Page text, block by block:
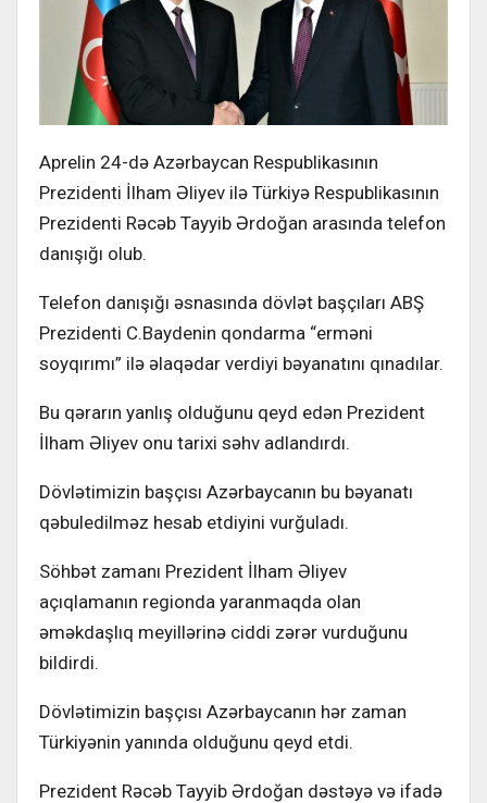
Aprelin 24-də Azərbaycan Respublikasının
Prezidenti İlham Əliyev ilə Türkiyə Respublikasının
Prezidenti Rəcəb Tayyib Ərdoğan arasında telefon
danışığı olub.
Telefon danışığı əsnasında dövlət başçıları ABŞ
Prezidenti C.Baydenin qondarma “erməni
soyqırımı” ilə əlaqədar verdiyi bəyanatını qınadılar.
Bu qərarın yanlış olduğunu qeyd edən Prezident
İlham Əliyev onu tarixi səhv adlandırdı.
Dövlətimizin başçısı Azərbaycanın bu bəyanatı
qəbuledilməz hesab etdiyini vurğuladı.
Söhbət zamanı Prezident İlham Əliyev
açıqlamanın regionda yaranmaqda olan
əməkdaşlıq meyillərinə ciddi zərər vurduğunu
bildirdi.
Dövlətimizin başçısı Azərbaycanın hər zaman
Türkiyənin yanında olduğunu qeyd etdi.
Prezident Rəcəb Tayyib Ərdoğan dəstəyə və ifadə